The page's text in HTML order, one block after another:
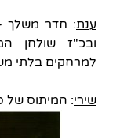
ענת: חדר משלך –
ובכ"ז שולחן
למרחקים בלתי
שירי: המיתוס של